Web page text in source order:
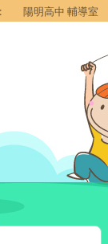
陽明高中 輔導室